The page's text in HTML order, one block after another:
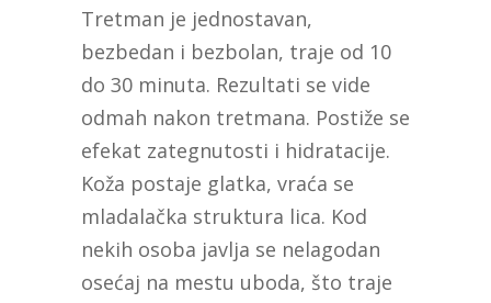
Tretman je jednostavan,
bezbedan i bezbolan, traje od 10
do 30 minuta. Rezultati se vide
odmah nakon tretmana. Postiže se
efekat zategnutosti i hidratacije.
Koža postaje glatka, vraća se
mladalačka struktura lica. Kod
nekih osoba javlja se nelagodan
osećaj na mestu uboda, što traje